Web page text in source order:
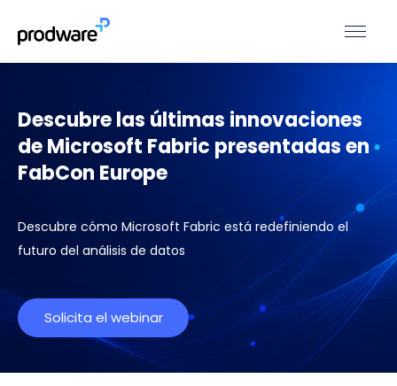
Descubre las últimas innovaciones
de Microsoft Fabric presentadas en
FabCon Europe
Descubre cómo Microsoft Fabric está redefiniendo el
futuro del análisis de datos
Solicita el webinar